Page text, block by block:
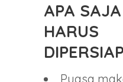
APA
HARUS
Puasa